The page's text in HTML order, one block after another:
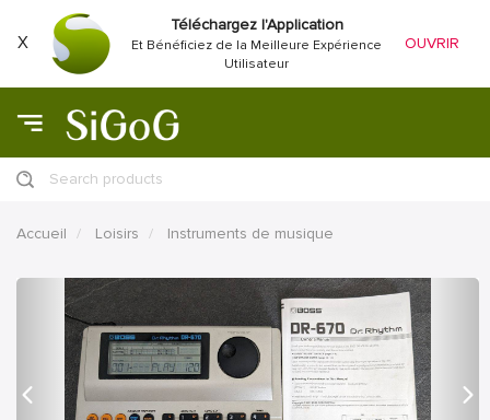
X
Téléchargez l'Application
Et Bénéficiez de la Meilleure Expérience
Utilisateur
OUVRIR
Search products
Accueil Loisirs Instruments de musique
précédent